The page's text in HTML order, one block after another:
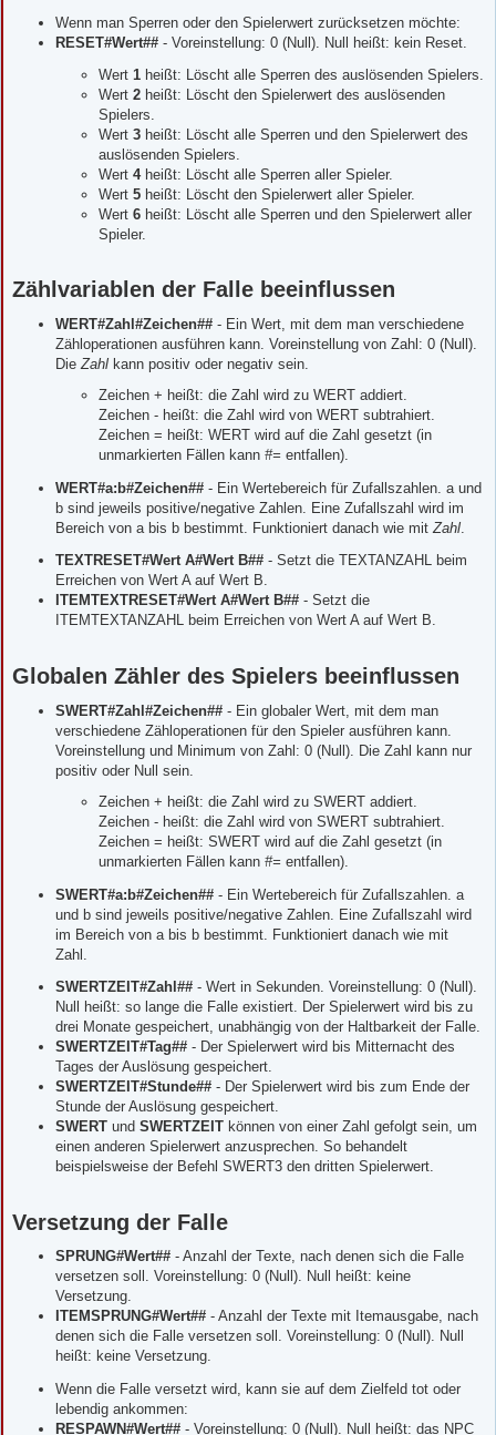
Wenn man Sperren oder den Spielerwert zurücksetzen möchte:
RESET#Wert## - Voreinstellung: 0 (Null). Null heißt: kein Reset.
Wert 1 heißt: Löscht alle Sperren des auslösenden Spielers.
Wert 2 heißt: Löscht den Spielerwert des auslösenden
Spielers.
Wert 3 heißt: Löscht alle Sperren und den Spielerwert des
auslösenden Spielers.
Wert 4heißt: Löscht alle Sperren aller Spieler.
Wert 5 heißt: Löscht den Spielerwert aller Spieler.
Wert 6 heißt: Löscht alle Sperren und den Spielerwert aller
Spieler.
Zählvariablen der Falle beeinflussen
WERT#Zahl#Zeichen## - Ein Wert, mit dem man verschiedene
Zähloperationen ausführen kann. Voreinstellung von Zahl: 0 (Null).
Die Zahl kann positiv oder negativ sein.
Zeichen + heißt: die Zahl wird zu WERT addiert.
Zeichen - heißt: die Zahl wird von WERT subtrahiert.
Zeichen = heißt: WERT wird auf die Zahl gesetzt (in
unmarkierten Fällen kann #= entfallen).
WERT#a:b#Zeichen## - Ein Wertebereich für Zufallszahlen. a und
b sind jeweils positive/negative Zahlen. Eine Zufallszahl wird im
Bereich von a bis b bestimmt. Funktioniert danach wie mit Zahl
TEXTRESET#Wert A#Wert B## - Setzt die TEXTANZAHL beim
Erreichen von Wert A auf Wert B.
ITEMTEXTRESET#Wert A#Wert B## - Setzt die
ITEMTEXTANZAHL beim Erreichen von Wert A auf Wert B.
Globalen Zähler des Spielers beeinflussen
SWERT#Zahl#Zeichen## - Ein globaler Wert, mit dem man
verschiedene Zähloperationen für den Spieler ausführen kann.
Voreinstellung und Minimum von Zahl: 0 (Null). Die Zahl kann nur
positiv oder Null sein.
Zeichen + heißt: die Zahl wird zu SWERT addiert.
Zeichen - heißt: die Zahl wird von SWERT subtrahiert.
Zeichen = heißt: SWERT wird auf die Zahl gesetzt (in
unmarkierten Fällen kann #= entfallen).
SWERT#a:b#Zeichen## - Ein Wertebereich für Zufallszahlen. a
und b sind jeweils positive/negative Zahlen. Eine Zufallszahl wird
im Bereich von a bis b bestimmt. Funktioniert danach wie mit
Zahl.
SWERTZEIT#Zahl## - Wert in Sekunden. Voreinstellung: 0 (Null).
Null heißt: so lange die Falle existiert. Der Spielerwert wird bis zu
drei Monate gespeichert, unabhängig von der Haltbarkeit der Falle.
SWERTZEIT#Tag## - Der Spielerwert wird bis Mitternacht des
Tages der Auslösung gespeichert.
SWERTZEIT#Stunde## - Der Spielerwert wird bis zum Ende der
Stunde der Auslösung gespeichert.
SWERT und SWERTZEIT können von einer Zahl gefolgt sein, um
einen anderen Spielerwert anzusprechen. So behandelt
beispielsweise der Befehl SWERT3 den dritten Spielerwert.
Versetzung der Falle
SPRUNG#Wert## - Anzahl der Texte, nach denen sich die Falle
versetzen soll. Voreinstellung: 0 (Null). Null heißt: keine
Versetzung.
ITEMSPRUNG#Wert## - Anzahl der Texte mit Itemausgabe, nach
denen sich die Falle versetzen soll. Voreinstellung: 0 (Null). Null
heißt: keine Versetzung.
Wenn die Falle versetzt wird, kann sie auf dem Zielfeld tot oder
lebendig ankommen:
RESPAWN#Wert## - Voreinstellung: 0 (Null). Null heißt: das NPC